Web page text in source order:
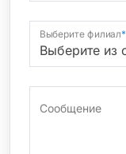
Выберите филиал*
Сообщение